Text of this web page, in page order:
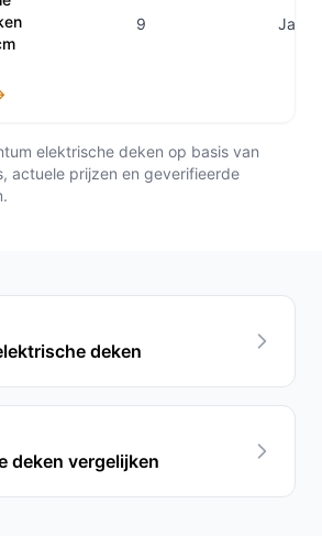
9 Ja
elektrische deken op basis van
actuele prijzen en geverifieerde
deken
deken vergelijken